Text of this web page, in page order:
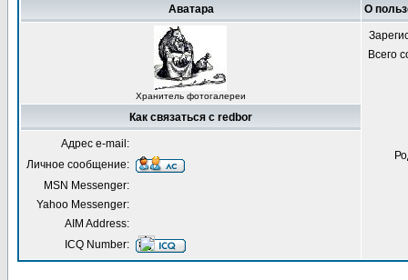
Аватара О
Хранитель фотогалереи
Всего
Как связаться с redbor
Адрес e-mail:
Личное сообщение:
MSN Messenger:
Yahoo Messenger:
AIM Address:
ICQ Number: